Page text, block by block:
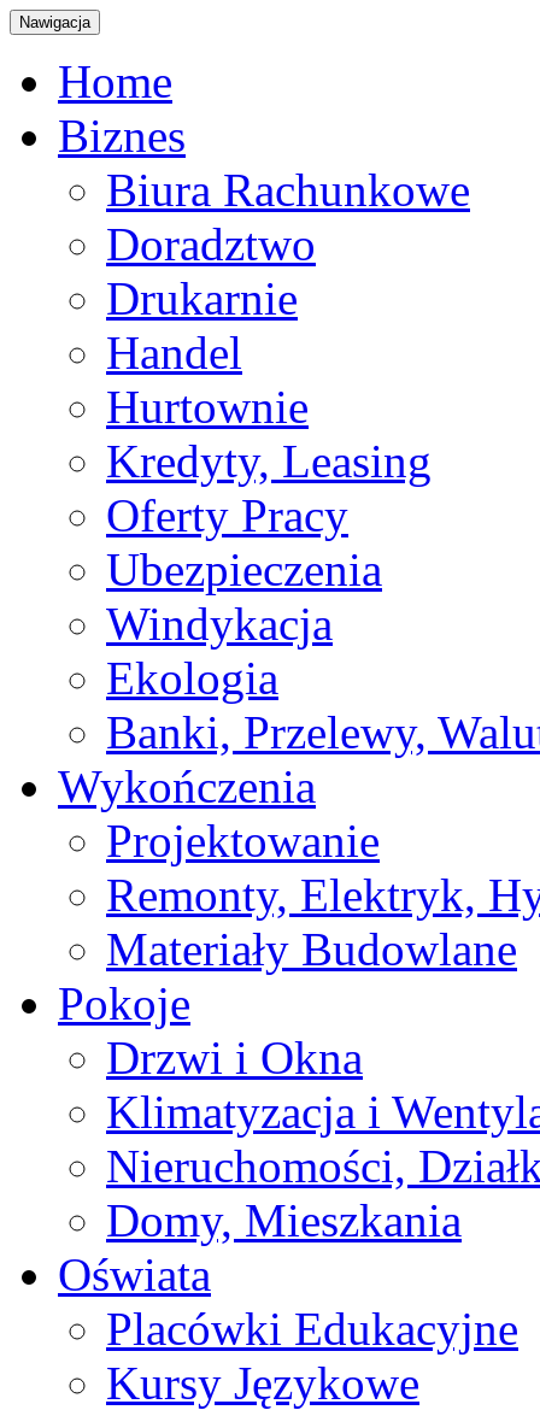
Nawigacja
Home
Biznes
Biura Rachunkowe
Doradztwo
Drukarnie
Handel
Hurtownie
Kredyty, Leasing
Oferty Pracy
Ubezpieczenia
Windykacja
Ekologia
Banki, Przelewy,
Wykończenia
Projektowanie
Remonty, Elektryk,
Materiały Budowlane
Pokoje
Drzwi i Okna
Klimatyzacja i
Nieruchomości,
Domy, Mieszkania
Oświata
Placówki Edukacyjne
Kursy Językowe